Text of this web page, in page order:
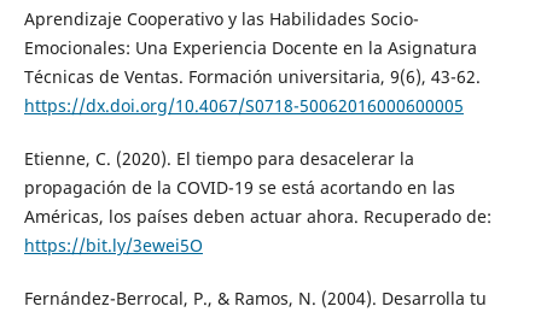
Aprendizaje Cooperativo y las Habilidades Socio-
Emocionales: Una Experiencia Docente en la Asignatura
Técnicas de Ventas. Formación universitaria, 9(6), 43-62.
https://dx.doi.org/10.4067/S0718-50062016000600005
Etienne, C. (2020). El tiempo para desacelerar la
propagación de la COVID-19 se está acortando en las
Américas, los países deben actuar ahora. Recuperado de:
https://bit.ly/3ewei5O
Fernández-Berrocal, P., & Ramos, N. (2004). Desarrolla tu